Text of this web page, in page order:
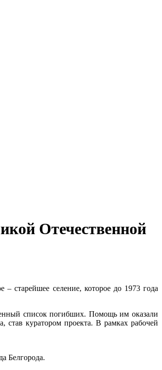
Отечественной
– старейшее селение, которое до 1973 года
список погибших. Помощь им оказали
став куратором проекта. В рамках рабочей
Белгорода.